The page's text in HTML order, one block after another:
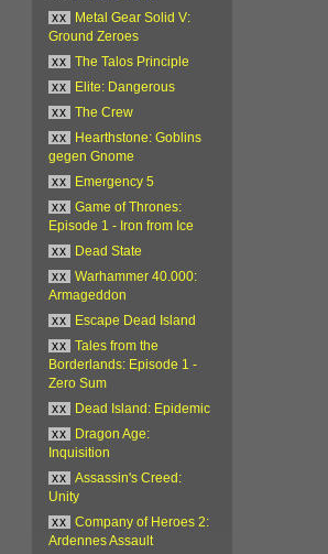
xx
Metal Gear Solid V:
Ground Zeroes
xx
The Talos Principle
xx
Elite: Dangerous
xx
The Crew
xx
Hearthstone: Goblins
gegen Gnome
xx
Emergency 5
xx
Game of Thrones:
Episode 1 - Iron from Ice
xx
Dead State
xx
Warhammer 40.000:
Armageddon
xx
Escape Dead Island
xx
Tales from the
Borderlands: Episode 1 -
Zero Sum
xx
Dead Island: Epidemic
xx
Dragon Age:
Inquisition
xx
Assassin's Creed:
Unity
xx
Company of Heroes 2:
Ardennes Assault